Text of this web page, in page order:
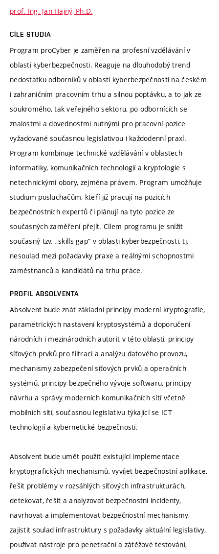
prof. Ing. Jan Hajný, Ph.D.
CÍLE STUDIA
Program proCyber je zaměřen na profesní vzdělávání v
oblasti kyberbezpečnosti. Reaguje na dlouhodobý trend
nedostatku odborníků v oblasti kyberbezpečnosti na českém
i zahraničním pracovním trhu a silnou poptávku, a to jak ze
soukromého, tak veřejného sektoru, po odbornících se
znalostmi a dovednostmi nutnými pro pracovní pozice
vyžadované současnou legislativou i každodenní praxí.
Program kombinuje technické vzdělávání v oblastech
informatiky, komunikačních technologií a kryptologie s
netechnickými obory, zejména právem. Program umožňuje
studium posluchačům, kteří již pracují na pozicích
bezpečnostních expertů či plánují na tyto pozice ze
současných zaměření přejít. Cílem programu je snížit
současný tzv. „skills gap“ v oblasti kyberbezpečnosti, tj.
nesoulad mezi požadavky praxe a reálnými schopnostmi
zaměstnanců a kandidátů na trhu práce.
PROFIL ABSOLVENTA
Absolvent bude znát základní principy moderní kryptografie,
parametrických nastavení kryptosystémů a doporučení
národních i mezinárodních autorit v této oblasti, principy
síťových prvků pro filtraci a analýzu datového provozu,
mechanismy zabezpečení síťových prvků a operačních
systémů, principy bezpečného vývoje softwaru, principy
návrhu a správy moderních komunikačních sítí včetně
mobilních sítí, současnou legislativu týkající se ICT
technologií a kybernetické bezpečnosti.
Absolvent bude umět použít existující implementace
kryptografických mechanismů, vyvíjet bezpečnostní aplikace,
řešit problémy v rozsáhlých síťových infrastrukturách,
detekovat, řešit a analyzovat bezpečnostní incidenty,
navrhovat a implementovat bezpečnostní mechanismy,
zajistit soulad infrastruktury s požadavky aktuální legislativy,
používat nástroje pro penetrační a zátěžové testování,